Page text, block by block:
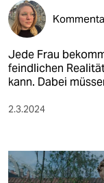
Jede Frau
feindlichen
kann. Dabei
2.3.2024